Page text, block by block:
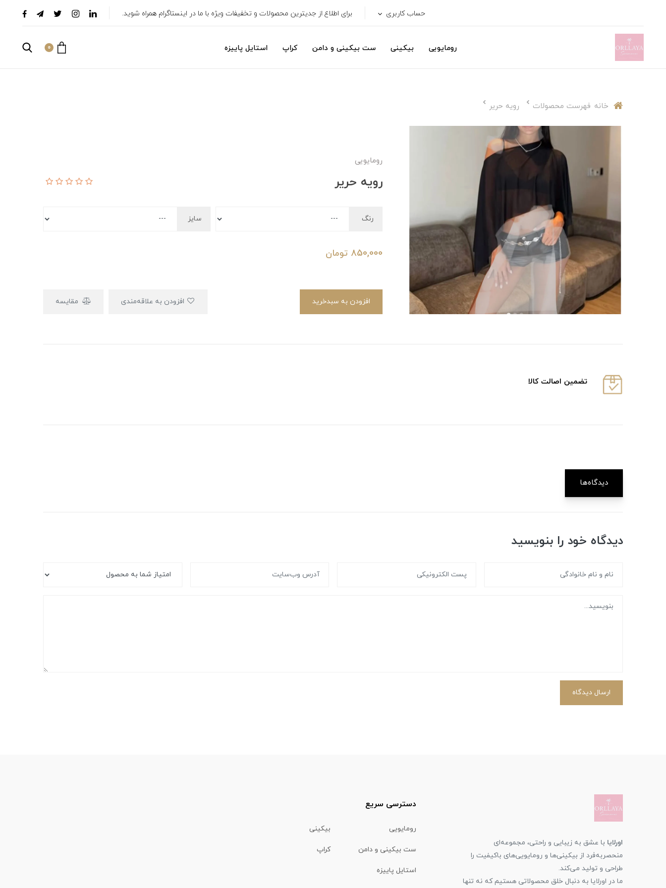
حساب کاربری برای اطلاع از جدیترین محصولات و تخفیفات ویژه با ما در اینستاگرام همراه شوید.
رومایویی بیکینی ست بیکینی و دامن کراپ استایل پاییزه 0
خانه فهرست محصولات رویه حریر
رومایویی
رویه حریر
رنگ سایز
850,000 تومان
افزودن به سبدخرید مقایسه
تضمین اصالت کالا
دیدگاه‌ها
دیدگاه خود را بنویسید
ارسال دیدگاه
اورلایا با عشق به زیبایی و راحتی، مجموعه‌ای
منحصربه‌فرد از بیکینی‌ها و رومایویی‌های باکیفیت را
طراحی و تولید می‌کند.
ما در اورلایا به دنبال خلق محصولاتی هستیم که نه تنها
دسترسی سریع
رومایویی بیکینی
ست بیکینی و دامن کراپ
استایل پاییزه